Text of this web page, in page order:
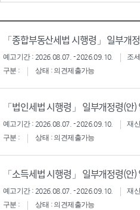
「종합부동산세법 시행령」 일부개
예고기간 : 2026.08.07. - 2026.09.10.
조
구분 :
상태 : 의견제출가능
「법인세법 시행령」 일부개정령(안
예고기간 : 2026.08.07. - 2026.09.10.
재
구분 :
상태 : 의견제출가능
「소득세법 시행령」 일부개정령(안
예고기간 : 2026.08.07. - 2026.09.10.
재
구분 :
상태 : 의견제출가능